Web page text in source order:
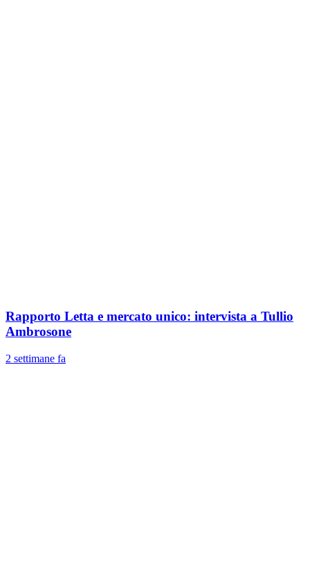
Rapporto Letta e mercato unico: intervista a Tullio
Ambrosone
2 settimane fa